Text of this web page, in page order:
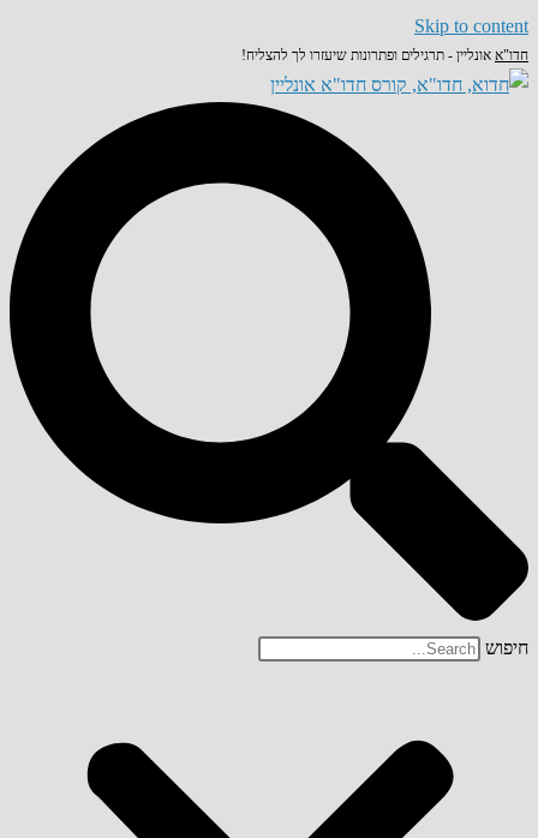
Skip to content
חדו"א אונליין - תרגילים ופתרונות שיעזרו לך להצליח!
חיפוש